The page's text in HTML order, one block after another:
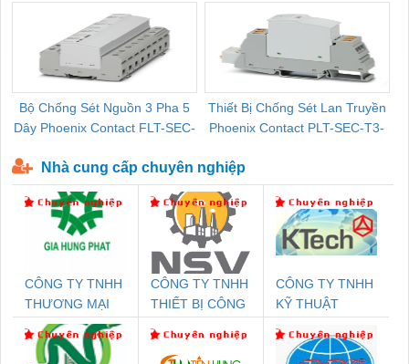
Bộ Chống Sét Nguồn 3 Pha 5
Dây Phoenix Contact FLT-SEC-
Thiết Bị Chống Sét Lan Truyền
Phoenix Contact PLT-SEC-T3-
Nhà cung cấp chuyên nghiệp
CÔNG TY TNHH
THƯƠNG MẠI
DỊCH VỤ KỸ
THUẬT ĐIỆN CƠ
CÔNG TY TNHH
THIẾT BỊ CÔNG
SETSUBI VIỆT
CÔNG TY TNHH
KỸ THUẬT
NAM